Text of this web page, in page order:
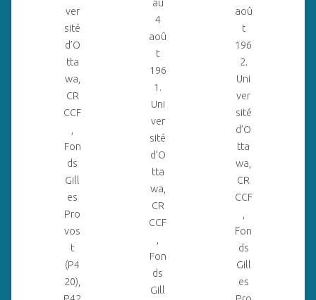
ver
sité
d’O
tta
wa,
CR
CCF
Fon
ds
Gill
es
Pro
vos
t
(P4
20),
au
4
aoû
t
196
1.
Uni
ver
sité
d’O
tta
wa,
CR
CCF
Fon
ds
Gill
aoû
t
196
2.
Uni
ver
sité
d’O
tta
wa,
CR
CCF
Fon
ds
Gill
es